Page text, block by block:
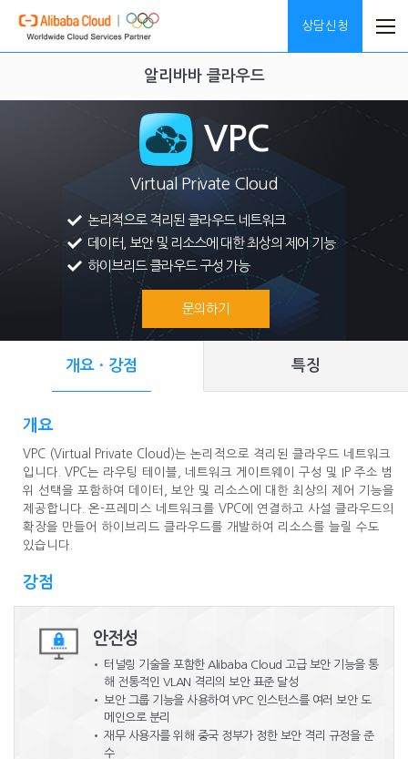
상담신청
알리바바 클라우드
VPC
Virtual Private Cloud
논리적으로 격리된 클라우드 네트워크
데이터, 보안 및 리소스에 대한 최상의 제어 기능
하이브리드 클라우드 구성 가능
문의하기
개요 · 강점 특징
개요
VPC (Virtual Private Cloud)는 논리적으로 격리된 클라우드 네트워크
입니다. VPC는 라우팅 테이블, 네트워크 게이트웨이 구성 및 IP 주소 범
위 선택을 포함하여 데이터, 보안 및 리소스에 대한 최상의 제어 기능을
제공합니다. 온-프레미스 네트워크를 VPC에 연결하고 사설 클라우드의
확장을 만들어 하이브리드 클라우드를 개발하여 리소스를 늘릴 수도
있습니다.
강점
안전성
터널링 기술을 포함한 Alibaba Cloud 고급 보안 기능을 통
해 전통적인 VLAN 격리의 보안 표준 달성
보안 그룹 기능을 사용하여 VPC 인스턴스를 여러 보안 도
메인으로 분리
재무 사용자를 위해 중국 정부가 정한 보안 격리 규정을 준
수